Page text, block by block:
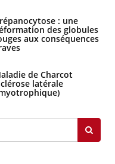
: une
des globules
aux conséquences
de Charcot
latérale